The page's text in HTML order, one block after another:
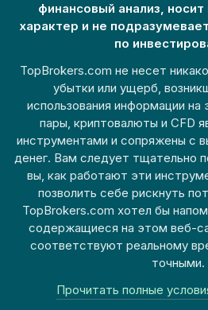
финансовый анализ,
характер и не
по
TopBrokers.com не несет
убытки или ущерб,
использования информации
пары, криптовалюты и CFD
инструментами и сопряжены с
денег. Вам следует тщательно
вы, как работают эти
позволить себе рискнуть
TopBrokers.com хотел бы
содержащиеся на этом веб-
соответствуют реальному
точными.
Прочитать полные